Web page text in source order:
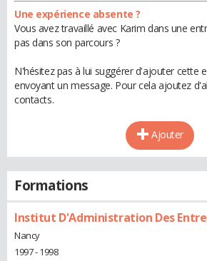
Une expérience absente ?
Vous avez travaillé avec Karim dans une
pas dans son parcours ?
N'hésitez pas à lui suggérer d'ajouter cette
envoyant un message. Pour cela ajoutez
contacts.
Ajouter
Formations
Institut D'Administration Des
Nancy
1997 - 1998